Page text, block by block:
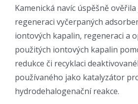
Kamenická navíc úspěšně
regeneraci vyčerpaných
iontových kapalin, regeneraci a
použitých iontových kapalin
redukce či recyklaci
používaného jako katalyzátor
hydrodehalogenační reakce.